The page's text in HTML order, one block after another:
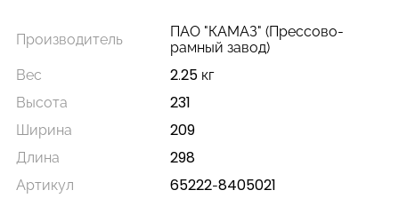
Производитель
ПАО "КАМАЗ" (Прессово-
рамный завод)
Вес
2.25 кг
Высота
231
Ширина
209
Длина
298
Артикул
65222-8405021